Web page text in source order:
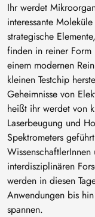
Ihr werdet
interessante
strategische
finden in reiner
einem modernen
kleinen Testchip
Geheimnisse von
heißt ihr werdet von
Laserbeugung und
Spektrometers
interdisziplinären
werden in diesen
Anwendungen bis
spannen.